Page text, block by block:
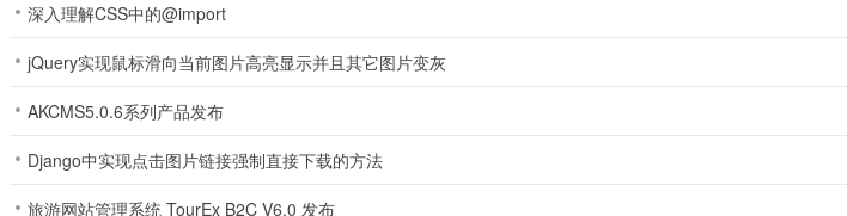
深入理解CSS中的@import
jQuery实现鼠标滑向当前图片高亮显示并且其它图片变灰
AKCMS5.0.6系列产品发布
Django中实现点击图片链接强制直接下载的方法
旅游网站管理系统 TourEx B2C V6.0 发布